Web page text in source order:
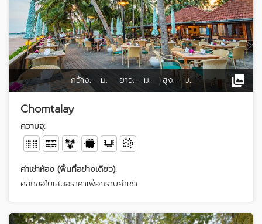
กว้าง: - ม. ยาว: - ม. สูง: - ม.
Chomtalay
ความจุ:
ค่าเช่าห้อง (พื้นที่อย่างเดียว):
คลิกขอใบเสนอราคาเพื่อทราบค่าเช่า